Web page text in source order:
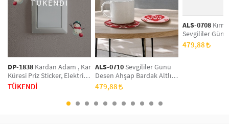
TÜKENDİ
DP-1838 Kardan Adam , Kar
Küresi Priz Sticker, Elektrik
Düğmesi Sticker ,Çıkartma
TÜKENDİ
ALS-0710 Sevgililer Günü
Desen Ahşap Bardak Altlığı
6'lı Takım, Ofis Aksesuarı,
Masa Üzeri Koruyucu Altlık
479,88
ALS-0708
Sevgililer
Ahşap Bardak
Takım, Ofis
479,88